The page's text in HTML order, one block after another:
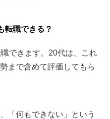
語化できていない
功させるポイント
社員・派遣社員も検討する
ントを利用する
転職できる？
できます。20代は、これ
まで含めて評価してもら
「何もできない」という